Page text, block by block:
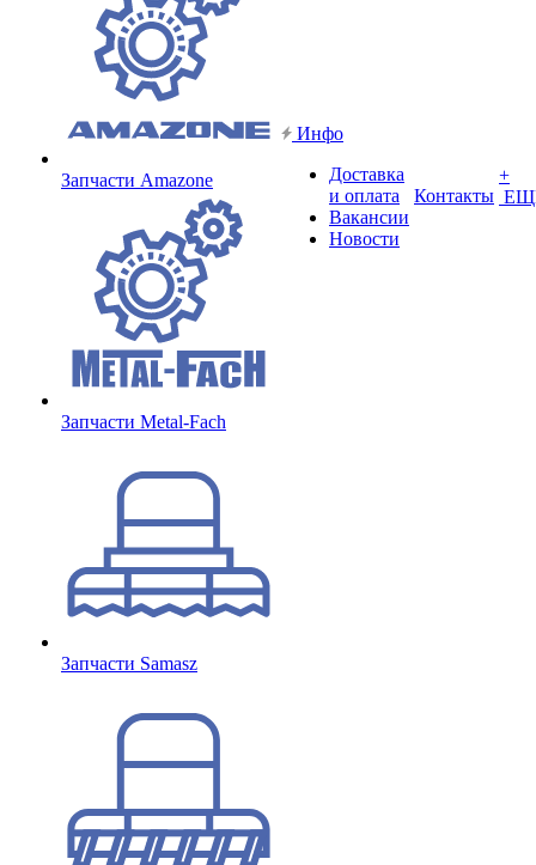
Запчасти Amazone
Запчасти Metal-Fach
Запчасти Samasz
Инфо
Доставка
и оплата
Вакансии
Новости
Контакты
+